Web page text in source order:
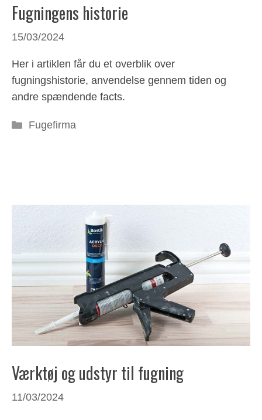
Fugningens historie
15/03/2024
Her i artiklen får du et overblik over
fugningshistorie, anvendelse gennem tiden og
andre spændende facts.
Kategorier
Fugefirma
Værktøj og udstyr til fugning
11/03/2024